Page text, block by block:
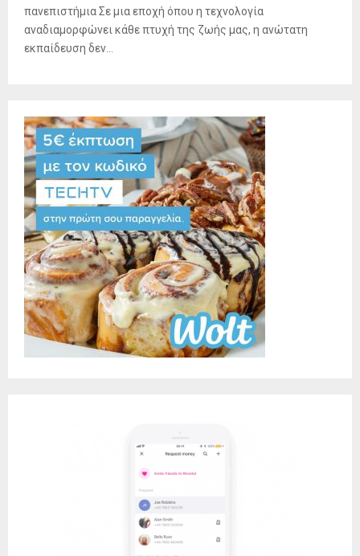
πανεπιστήμια Σε μια εποχή όπου η τεχνολογία
αναδιαμορφώνει κάθε πτυχή της ζωής μας, η ανώτατη
εκπαίδευση δεν...